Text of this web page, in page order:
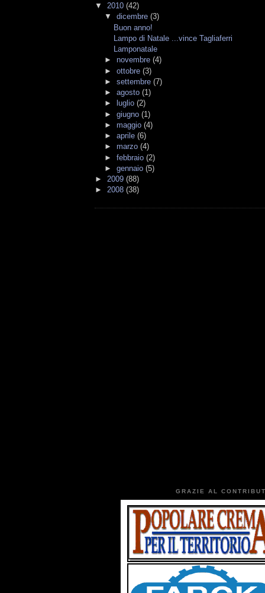
▼ 2010 (42)
▼ dicembre (3)
Buon anno!
Lampo di Natale ...vince Tagliaferri
Lamponatale
► novembre (4)
► ottobre (3)
► settembre (7)
► agosto (1)
►
luglio (2)
► giugno (1)
► maggio (4)
► aprile (6)
► marzo (4)
► febbraio (2)
► gennaio (5)
► 2009 (88)
► 2008 (38)
GRAZIE AL